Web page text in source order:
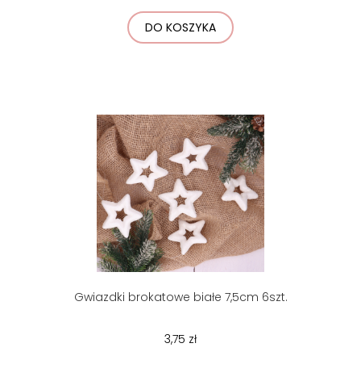
DO KOSZYKA
Gwiazdki brokatowe białe 7,5cm 6szt.
3,75 zł